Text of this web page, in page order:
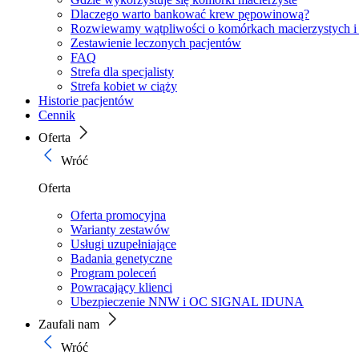
Dlaczego warto bankować krew pępowinową?
Rozwiewamy wątpliwości o komórkach macierzystych
Zestawienie leczonych pacjentów
FAQ
Strefa dla specjalisty
Strefa kobiet w ciąży
Historie pacjentów
Cennik
Oferta
Wróć
Oferta
Oferta promocyjna
Warianty zestawów
Usługi uzupełniające
Badania genetyczne
Program poleceń
Powracający klienci
Ubezpieczenie NNW i OC SIGNAL IDUNA
Zaufali nam
Wróć